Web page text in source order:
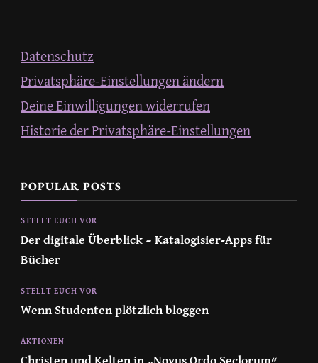
Datenschutz
Privatsphäre-Einstellungen ändern
Deine Einwilligungen widerrufen
Historie der Privatsphäre-Einstellungen
POPULAR POSTS
STELLT EUCH VOR
Der digitale Überblick – Katalogisier-Apps für
Bücher
STELLT EUCH VOR
Wenn Studenten plötzlich bloggen
AKTIONEN